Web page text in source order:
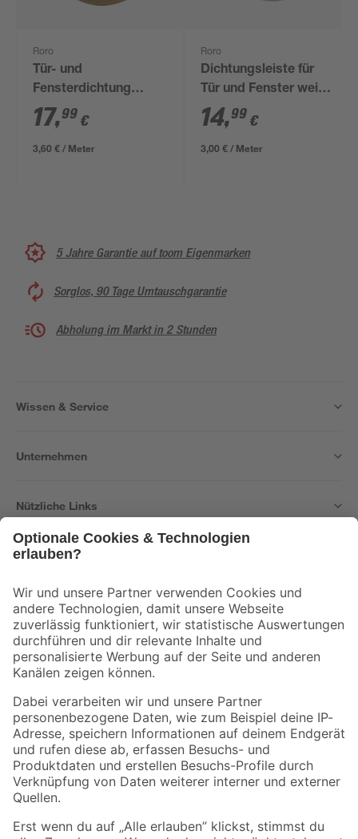
Roro
Tür- und
Fensterdichtung
selbstklebend braun 5
m
17,99 €
3,60 € / Meter
Roro
Dichtungsleiste für
Tür und Fenster weiß
5 m
14,99 €
3,00 € / Meter
5 Jahre Garantie auf toom Eigenmarken
Sorglos, 90 Tage Umtauschgarantie
Abholung im Markt in 2 Stunden
Wissen & Service
Unternehmen
Nützliche Links
Der toom Newsletter: Keine Angebote und Aktionen mehr verpassen!
Zur Newsletter Anmeldung
Folge uns
Zahlungsarten Versandarten
Sicher einkaufen